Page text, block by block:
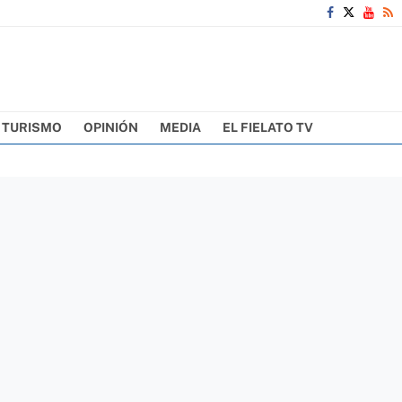
TURISMO OPINIÓN MEDIA EL FIELATO TV